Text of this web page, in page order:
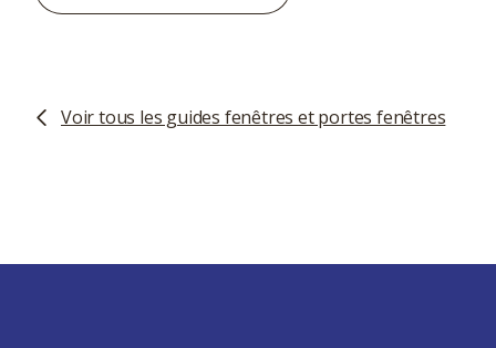
Voir tous les guides fenêtres et portes fenêtres